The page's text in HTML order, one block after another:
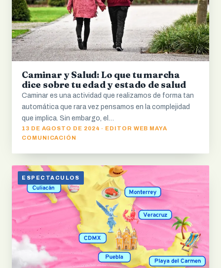
Caminar y Salud: Lo que tu marcha
dice sobre tu edad y estado de salud
Caminar es una actividad que realizamos de forma tan
automática que rara vez pensamos en la complejidad
que implica. Sin embargo, el…
13 DE AGOSTO DE 2024 · EDITOR WEB MAYA
COMUNICACIÓN
ESPECTACULOS